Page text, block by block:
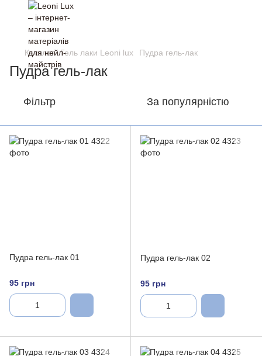
Каталог Гель лаки Leoni lux Пудра гель-лак
Пудра гель-лак
Фільтр За популярністю
Пудра гель-лак 01
95 грн
Пудра гель-лак 02
95 грн